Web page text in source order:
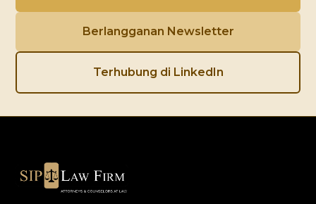
Berlangganan Newsletter
Terhubung di LinkedIn